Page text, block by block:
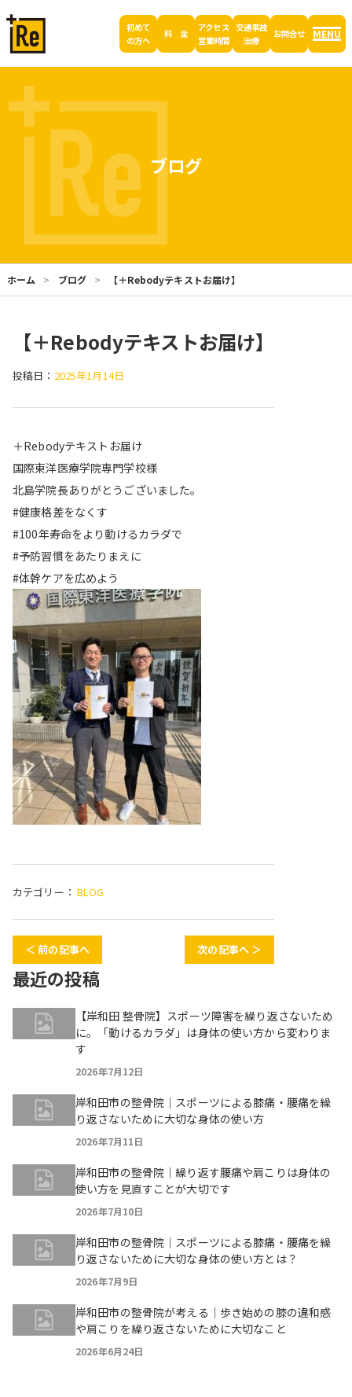
初めて
の方へ
料 金
アクセス
営業時間
交通事故
治療
お問合せ MENU
ブログ
ホーム ブログ 【＋Rebodyテキストお届け】
【＋Rebodyテキストお届け】
投稿日： 2025年1月14日
＋Rebodyテキストお届け
国際東洋医療学院専門学校様
北島学院長ありがとうございました。
#健康格差をなくす
#100年寿命をより動けるカラダで
#予防習慣をあたりまえに
#体幹ケアを広めよう
カテゴリー： BLOG
＜ 前の記事へ 次の記事へ ＞
最近の投稿
【岸和田 整骨院】スポーツ障害を繰り返さないため
に。「動けるカラダ」は身体の使い方から変わりま
す
2026年7月12日
岸和田市の整骨院｜スポーツによる膝痛・腰痛を繰
り返さないために大切な身体の使い方
2026年7月11日
岸和田市の整骨院｜繰り返す腰痛や肩こりは身体の
使い方を見直すことが大切です
2026年7月10日
岸和田市の整骨院｜スポーツによる膝痛・腰痛を繰
り返さないために大切な身体の使い方とは？
2026年7月9日
岸和田市の整骨院が考える｜歩き始めの膝の違和感
や肩こりを繰り返さないために大切なこと
2026年6月24日